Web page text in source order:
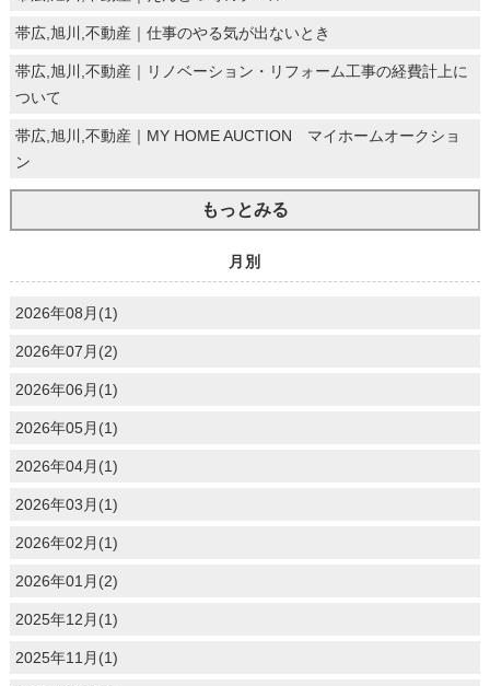
帯広,旭川,不動産｜仕事のやる気が出ないとき
帯広,旭川,不動産｜リノベーション・リフォーム工事の経費計上に
ついて
帯広,旭川,不動産｜MY HOME AUCTION マイホームオークショ
ン
もっとみる
月別
2026年08月(1)
2026年07月(2)
2026年06月(1)
2026年05月(1)
2026年04月(1)
2026年03月(1)
2026年02月(1)
2026年01月(2)
2025年12月(1)
2025年11月(1)